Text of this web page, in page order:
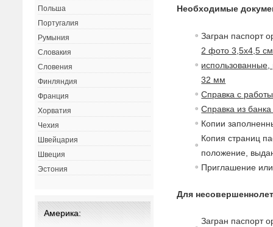
Необходимые
Загран паспорт
2 фото 3,5х4,5
32 мм
Справка с работы
Справка из
Копии
Копия страниц
положение, в
Приглашение
Для
Загран паспорт
Польша
Португалия
Румыния
Словакия
Словения
Финляндия
Франция
Хорватия
Чехия
Швейцария
Швеция
Эстония
Америка: